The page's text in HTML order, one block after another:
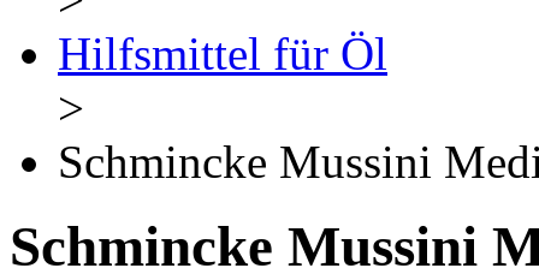
Hilfsmittel für Öl
>
Schmincke Mussini
Schmincke Mussini